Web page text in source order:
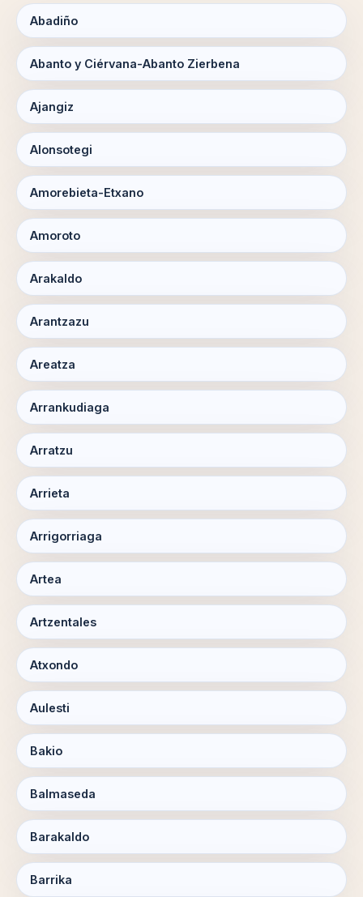
Abadiño
Abanto y Ciérvana-Abanto Zierbena
Ajangiz
Alonsotegi
Amorebieta-Etxano
Amoroto
Arakaldo
Arantzazu
Areatza
Arrankudiaga
Arratzu
Arrieta
Arrigorriaga
Artea
Artzentales
Atxondo
Aulesti
Bakio
Balmaseda
Barakaldo
Barrika